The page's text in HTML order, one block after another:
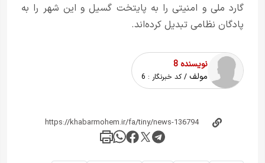
گارد ملی و امنیتی را به پایتخت گسیل و این شهر را به
پادگان نظامی تبدیل کرده‌اند.
نویسنده 8
مولف / کد خبرنگار : 6